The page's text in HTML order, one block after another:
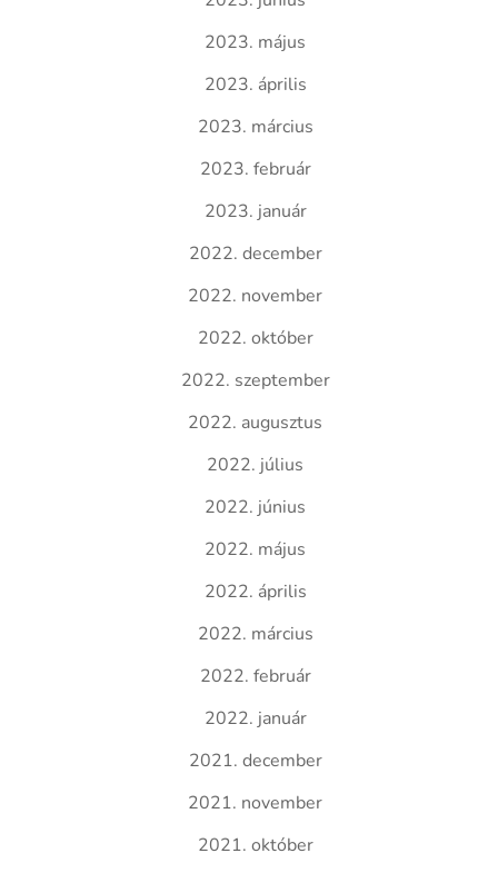
2023. május
2023. április
2023. március
2023. február
2023. január
2022. december
2022. november
2022. október
2022. szeptember
2022. augusztus
2022. július
2022. június
2022. május
2022. április
2022. március
2022. február
2022. január
2021. december
2021. november
2021. október